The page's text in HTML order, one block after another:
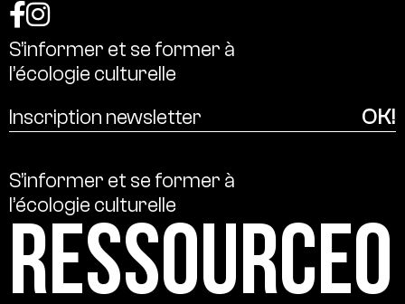
S’informer et se former à
l’écologie culturelle
S’informer et se former à
l’écologie culturelle
Ressource0